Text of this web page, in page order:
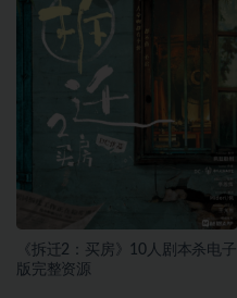
《拆迁2：买房》10人剧本杀电子
版完整资源